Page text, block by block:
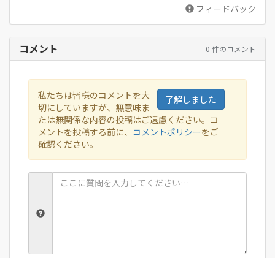
フィードバック
0 件のコメント
コメント
了解しました
私たちは皆様のコメントを大
切にしていますが、無意味ま
たは無関係な内容の投稿はご遠慮ください。コ
メントを投稿する前に、 コメントポリシーをご
確認ください。